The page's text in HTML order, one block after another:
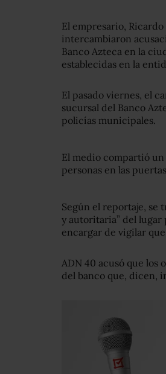
El empresario,
intercambiaron
Banco Azteca en la
establecidas en la
El pasado viernes, el
sucursal del Banco
policías municipales.
El medio compartió un
personas en las
Según el reportaje, se
y autoritaria” del lugar
encargar de vigilar
ADN 40 acusó que los
del banco que, dicen,